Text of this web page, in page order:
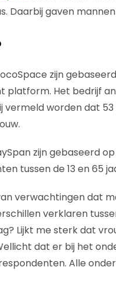
Daarbij gaven
zijn
platform. Het bedrijf
vermeld worden dat
zijn gebaseerd
tussen de 13 en 65
verwachtingen dat
verklaren
Lijkt me sterk dat
dat er bij het
Alle